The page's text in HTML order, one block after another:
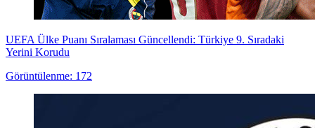
UEFA Ülke Puanı Sıralaması Güncellendi: Türkiye 9. Sıradaki
Yerini Korudu
Görüntülenme: 172